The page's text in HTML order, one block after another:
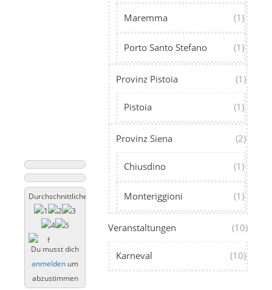
Durchschnittliche Bewertung
Du musst dich
anmelden um
abzustimmen
Maremma (1)
Porto Santo Stefano (1)
Provinz Pistoia (1)
Pistoia (1)
Provinz Siena (2)
Chiusdino (1)
Monteriggioni (1)
Veranstaltungen (10)
Karneval (10)